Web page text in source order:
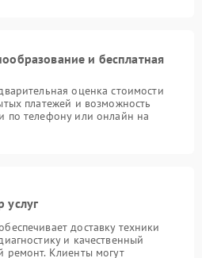
и бесплатная
оценка стоимости
платежей и возможность
по телефону или онлайн на
услуг
доставку техники
и качественный
ремонт. Клиенты могут